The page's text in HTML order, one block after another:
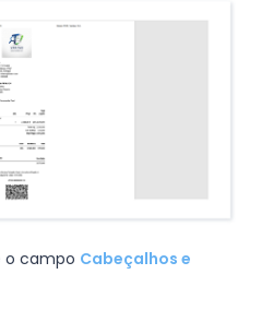
o campo Cabeçalhos e